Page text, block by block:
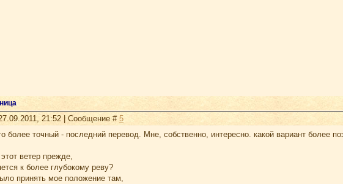
21:52 | Сообщение # 5
более точный - последний перевод. Мне, собственно, интересно. какой вариант более
ветер прежде,
к более глубокому реву?
принять мое положение там,